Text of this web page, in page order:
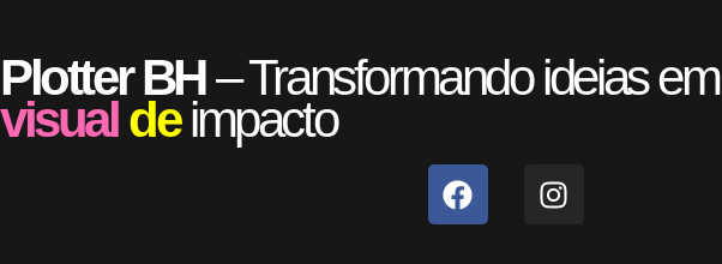
Plotter BH– Transformando ideias em
visualdeimpacto